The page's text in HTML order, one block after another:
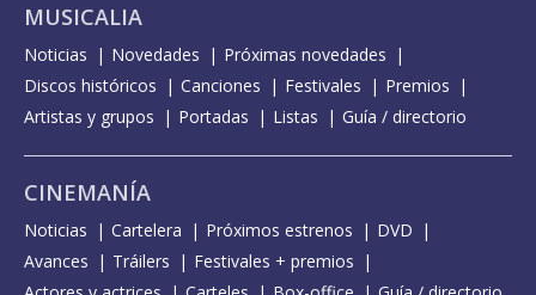
MUSICALIA
Noticias Novedades
Próximas novedades
Discos históricos
Canciones Festivales
Premios
Artistas y grupos
Portadas Listas Guía / directorio
CINEMANÍA
Noticias Cartelera Próximos estrenos
DVD
Avances
Tráilers
Festivales + premios